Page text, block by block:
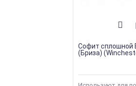
Софит сплошной
(Бриза)